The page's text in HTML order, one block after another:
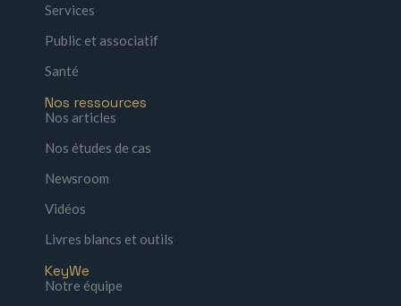
Services
Public et associatif
Santé
Nos ressources
Nos articles
Nos études de cas
Newsroom
Vidéos
Livres blancs et outils
KeyWe
Notre équipe